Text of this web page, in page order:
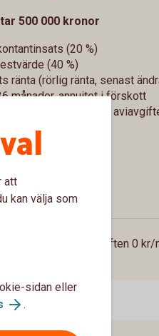
500 000 kronor
(20 %)
(40 %)
ränta (rörlig ränta, senast
månader, annuitet i förskott
(950 kr) och
moms
moms
e-faktura blir aviavgiften 0 kr/
att
kan välja som
sidan eller
.